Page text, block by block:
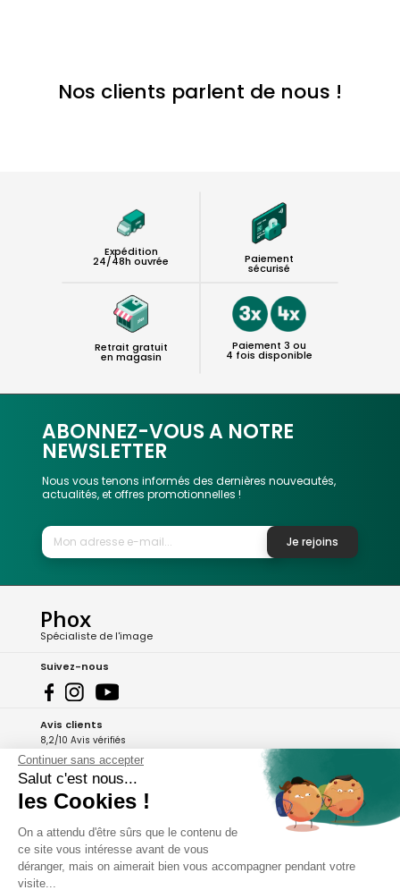
Nos clients parlent de nous !
Expédition
24/48h ouvrée Paiement
sécurisé
Retrait gratuit
en magasin
Paiement 3 ou
4 fois disponible
ABONNEZ-VOUS A NOTRE
NEWSLETTER
Nous vous tenons informés des dernières nouveautés,
actualités, et offres promotionnelles !
Je rejoins
Phox
Spécialiste de l'image
Suivez-nous
Avis clients
8,2/10 Avis vérifiés
L'Appli Phox
A propos de Phox
Services et garanties
Continuer sans accepter
Salut c'est nous...
les Cookies !
On a attendu d'être sûrs que le contenu de
ce site vous intéresse avant de vous
déranger, mais on aimerait bien vous accompagner pendant votre
visite...